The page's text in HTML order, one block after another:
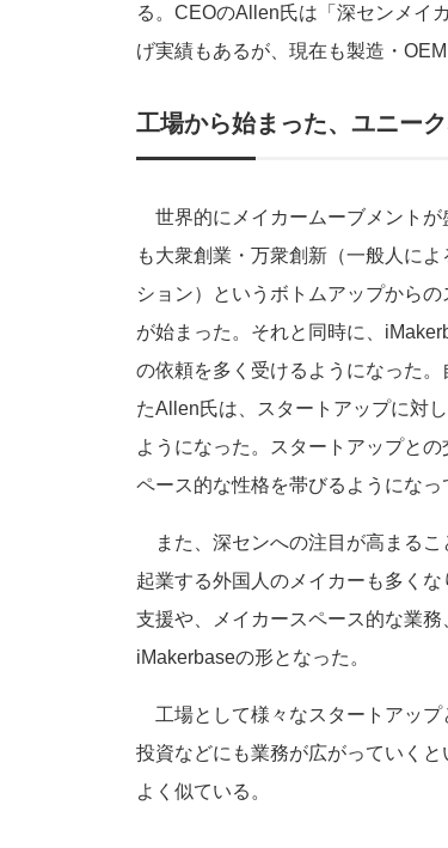
る。CEOのAllen氏は「深センメイ
げ実績もあるが、現在も製造・
工場から始まった、ユニー
世界的にメイカームーブメントが
も大衆創業・万衆創新（一般人に
ション）というボトムアップから
が始まった。それと同時に、
の依頼を多く受けるようになった
たAllen氏は、スタートアップに対
ようになった。スタートアップと
ペース的な性格を帯びるようになっ
また、深センへの注目が高まるこ
起業する外国人のメイカーも多く
支援や、メイカースペース的な業
iMakerbaseの形となった。
工場として様々なスタートアップ
投資などにも業務が広がっていく
よく似ている。